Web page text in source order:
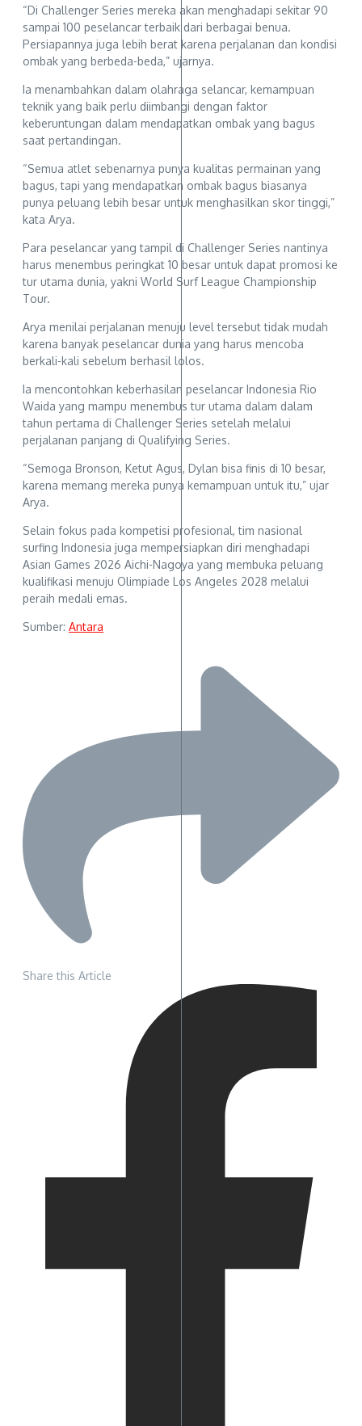
“Di Challenger Series mereka akan menghadapi sekitar 90
sampai 100 peselancar terbaik dari berbagai benua.
Persiapannya juga lebih berat karena perjalanan dan kondisi
ombak yang berbeda-beda,” ujarnya.
Ia menambahkan dalam olahraga selancar, kemampuan
teknik yang baik perlu diimbangi dengan faktor
keberuntungan dalam mendapatkan ombak yang bagus
saat pertandingan.
“Semua atlet sebenarnya punya kualitas permainan yang
bagus, tapi yang mendapatkan ombak bagus biasanya
punya peluang lebih besar untuk menghasilkan skor tinggi,”
kata Arya.
Para peselancar yang tampil di Challenger Series nantinya
harus menembus peringkat 10 besar untuk dapat promosi ke
tur utama dunia, yakni World Surf League Championship
Tour.
Arya menilai perjalanan menuju level tersebut tidak mudah
karena banyak peselancar dunia yang harus mencoba
berkali-kali sebelum berhasil lolos.
Ia mencontohkan keberhasilan peselancar Indonesia Rio
Waida yang mampu menembus tur utama dalam dalam
tahun pertama di Challenger Series setelah melalui
perjalanan panjang di Qualifying Series.
“Semoga Bronson, Ketut Agus, Dylan bisa finis di 10 besar,
karena memang mereka punya kemampuan untuk itu,” ujar
Arya.
Selain fokus pada kompetisi profesional, tim nasional
surfing Indonesia juga mempersiapkan diri menghadapi
Asian Games 2026 Aichi-Nagoya yang membuka peluang
kualifikasi menuju Olimpiade Los Angeles 2028 melalui
peraih medali emas.
Sumber: Antara
Share this Article